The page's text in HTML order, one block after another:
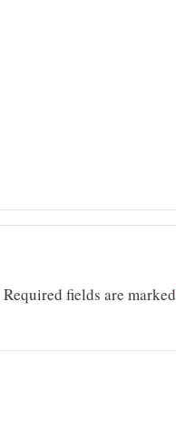
Required fields are marked